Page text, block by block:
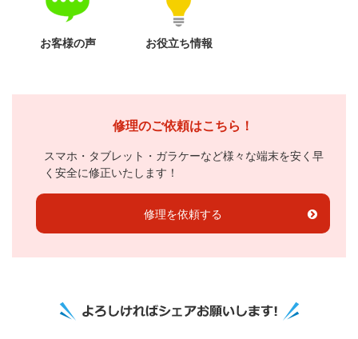
お客様の声 お役立ち情報
修理のご依頼はこちら！
スマホ・タブレット・ガラケーなど様々な端末を安く早
く安全に修正いたします！
修理を依頼する